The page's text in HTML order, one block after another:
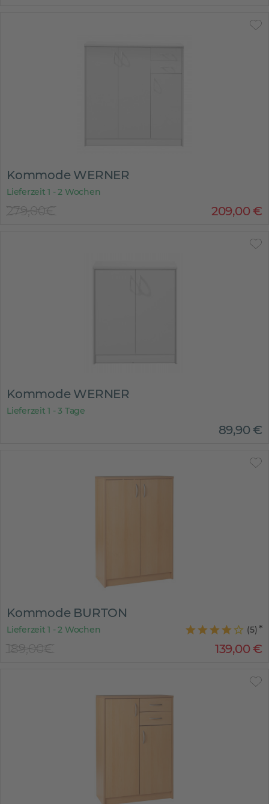
Kommode WERNER
Lieferzeit 1 - 2 Wochen
209,00€
279,00€
Kommode WERNER
Lieferzeit 1 - 3 Tage
89,90€
Kommode BURTON
Lieferzeit 1 - 2 Wochen (5)
139,00€
189,00€